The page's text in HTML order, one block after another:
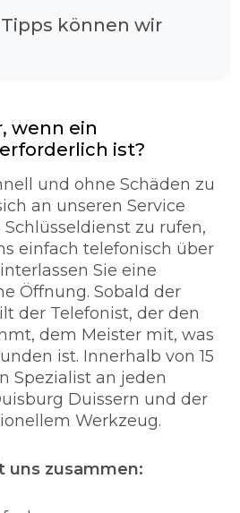
sind raten wir Ihnen
Duissern
ob es sich hier um ein
oder um eine Autotür. In
gelingt es den
mit ohne Schäden zu
verspricht Ihnen
Türöffung mit
abgesichert.
ist ein maßgebender
um die Uhr mit der
für die Sicherung
Schlüsseldienst legt
Qualität und auf den
Unser Personal vom
Duisburg
können wir
wenn ein
ist?
und ohne Schäden zu
an unseren Service
zu rufen,
einfach telefonisch über
Sie eine
Öffnung. Sobald der
der Telefonist, der den
dem Meister mit, was
ist. Innerhalb von 15
Spezialist an jeden
Duissern und der
Werkzeug.
uns zusammen: